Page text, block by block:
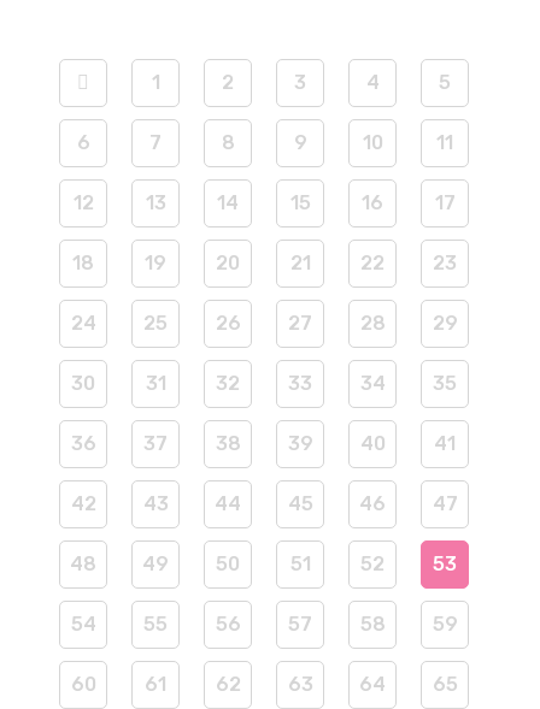
1 2 3 4 5
6 7 8 9 10 11
12 13 14 15 16 17
18 19 20 21 22 23
24 25 26 27 28 29
30 31 32 33 34 35
36 37 38 39 40 41
42 43 44 45 46 47
48 49 50 51 52 53
54 55 56 57 58 59
60 61 62 63 64 65